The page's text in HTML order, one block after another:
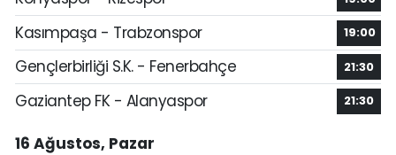
Kasımpaşa - Trabzonspor 19:00
Gençlerbirliği S.K. - Fenerbahçe 21:30
Gaziantep FK - Alanyaspor 21:30
16 Ağustos, Pazar